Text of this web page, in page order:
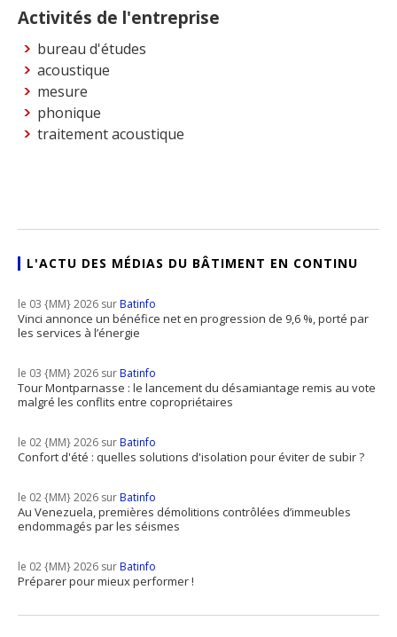
Activités de l'entreprise
bureau d'études
acoustique
mesure
phonique
traitement acoustique
L'ACTU DES MÉDIAS DU BÂTIMENT EN CONTINU
le 03 {MM} 2026 surBatinfo
Vinci annonce un bénéfice net en progression de 9,6 %, porté par
les services à l’énergie
le 03 {MM} 2026 surBatinfo
Tour Montparnasse : le lancement du désamiantage remis au vote
malgré les conflits entre copropriétaires
le 02 {MM} 2026 surBatinfo
Confort d'été : quelles solutions d'isolation pour éviter de subir ?
le 02 {MM} 2026 surBatinfo
Au Venezuela, premières démolitions contrôlées d’immeubles
endommagés par les séismes
le 02 {MM} 2026 surBatinfo
Préparer pour mieux performer !